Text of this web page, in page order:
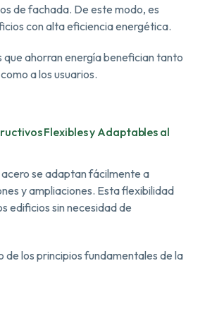
de fachada. De este modo, es
con alta eficiencia energética.
que ahorran energía benefician tanto
a los usuarios.
Flexibles y Adaptables al
se adaptan fácilmente a
y ampliaciones. Esta flexibilidad
edificios sin necesidad de
de los principios fundamentales de la